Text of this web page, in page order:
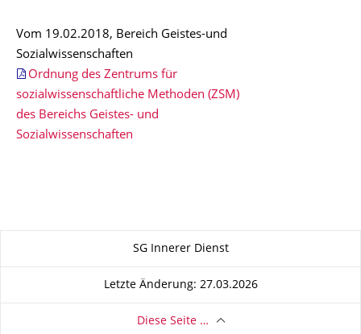
Vom 19.02.2018, Bereich Geistes-und
Sozialwissenschaften
Ordnung des Zentrums für
sozialwissenschaftliche Methoden (ZSM)
des Bereichs Geistes- und
Sozialwissenschaften
SG Innerer Dienst
Letzte Änderung: 27.03.2026
Diese Seite …